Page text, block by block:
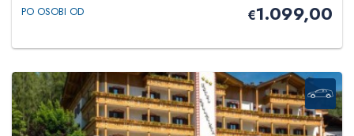
PO OSOBI OD €1.099,00